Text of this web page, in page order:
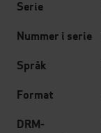
Serie
Nummer i serie
Språk
Format
DRM-